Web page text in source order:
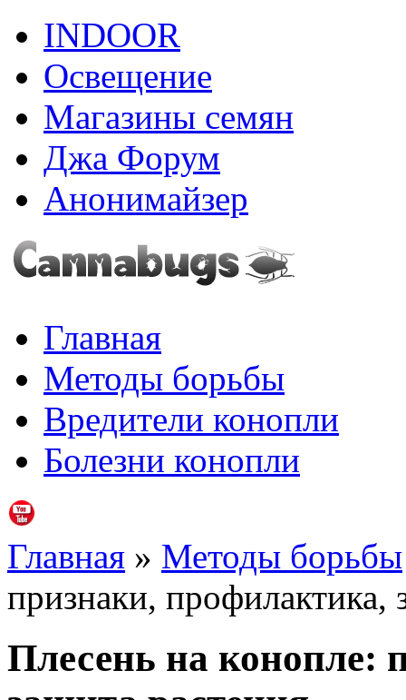
INDOOR
Освещение
Магазины семян
Джа Форум
Анонимайзер
Главная
Методы борьбы
Вредители конопли
Болезни конопли
Главная » Методы борьбы
признаки, профилактика,
Плесень на конопле: